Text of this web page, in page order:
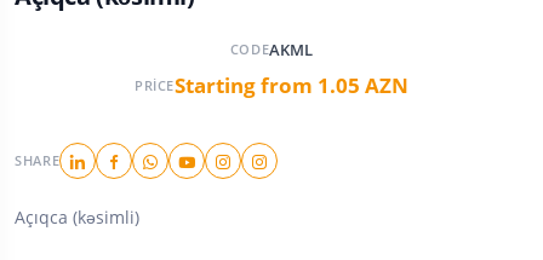
CODEAKML
PRICEStarting from 1.05 AZN
SHARE
Açıqca (kəsimli)